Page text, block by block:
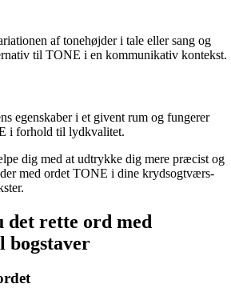
af tonehøjder i tale eller sang og
til TONE i en kommunikativ kontekst.
egenskaber i et givent rum og fungerer
i forhold til lydkvalitet.
dig med at udtrykke dig mere præcist og
med ordet TONE i dine krydsogtværs-
det rette ord med
bogstaver